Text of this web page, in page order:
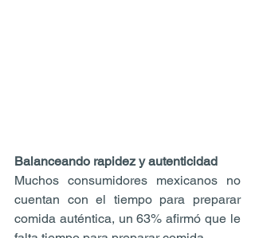
Balanceando rapidez y autenticidad
Muchos consumidores mexicanos no
cuentan con el tiempo para preparar
comida auténtica, un 63% afirmó que le